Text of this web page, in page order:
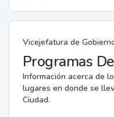
Vicejefatura de
Programas
Información acerca de
lugares en donde se
Ciudad.